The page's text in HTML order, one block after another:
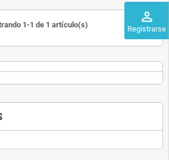
perm_identity
Registrarse
1-1 de 1 artículo(s)